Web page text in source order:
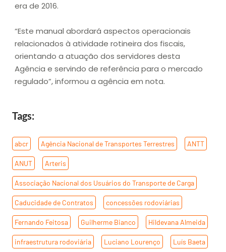
era de 2016.
“Este manual abordará aspectos operacionais
relacionados à atividade rotineira dos fiscais,
orientando a atuação dos servidores desta
Agência e servindo de referência para o mercado
regulado”, informou a agência em nota.
Tags:
abcr Agência Nacional de Transportes Terrestres ANTT
ANUT Arteris
Associação Nacional dos Usuários do Transporte de Carga
Caducidade de Contratos concessões rodoviárias
Fernando Feitosa Guilherme Bianco Hildevana Almeida
infraestrutura rodoviária Luciano Lourenço Luís Baeta